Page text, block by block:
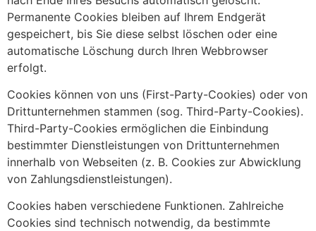
Permanente Cookies bleiben auf Ihrem Endgerät
gespeichert, bis Sie diese selbst löschen oder eine
automatische Löschung durch Ihren Webbrowser
erfolgt.
Cookies können von uns (First-Party-Cookies) oder von
Drittunternehmen stammen (sog. Third-Party-Cookies).
Third-Party-Cookies ermöglichen die Einbindung
bestimmter Dienstleistungen von Drittunternehmen
innerhalb von Webseiten (z. B. Cookies zur Abwicklung
von Zahlungsdienstleistungen).
Cookies haben verschiedene Funktionen. Zahlreiche
Cookies sind technisch notwendig, da bestimmte